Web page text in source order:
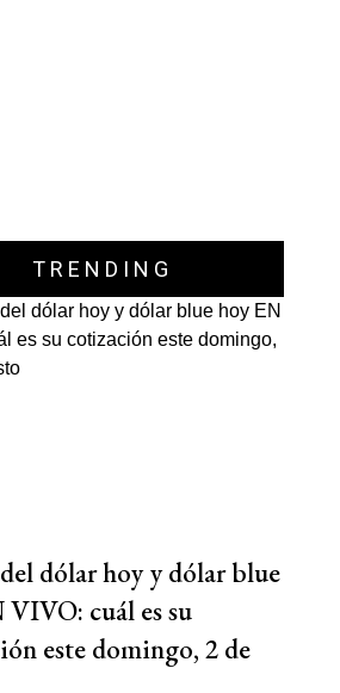
TRENDING
dólar hoy y dólar blue
VIVO: cuál es su
este domingo, 2 de